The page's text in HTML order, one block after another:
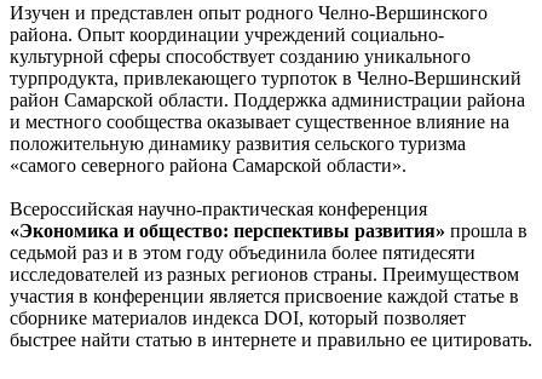
Изучен и представлен опыт родного Челно-Вершинского
района. Опыт координации учреждений социально-
культурной сферы способствует созданию уникального
турпродукта, привлекающего турпоток в Челно-Вершинский
район Самарской области. Поддержка администрации района
и местного сообщества оказывает существенное влияние на
положительную динамику развития сельского туризма
«самого северного района Самарской области».
Всероссийская научно-практическая конференция
«Экономика и общество: перспективы развития» прошла в
седьмой раз и в этом году объединила более пятидесяти
исследователей из разных регионов страны. Преимуществом
участия в конференции является присвоение каждой статье в
сборнике материалов индекса DOI, который позволяет
быстрее найти статью в интернете и правильно ее цитировать.